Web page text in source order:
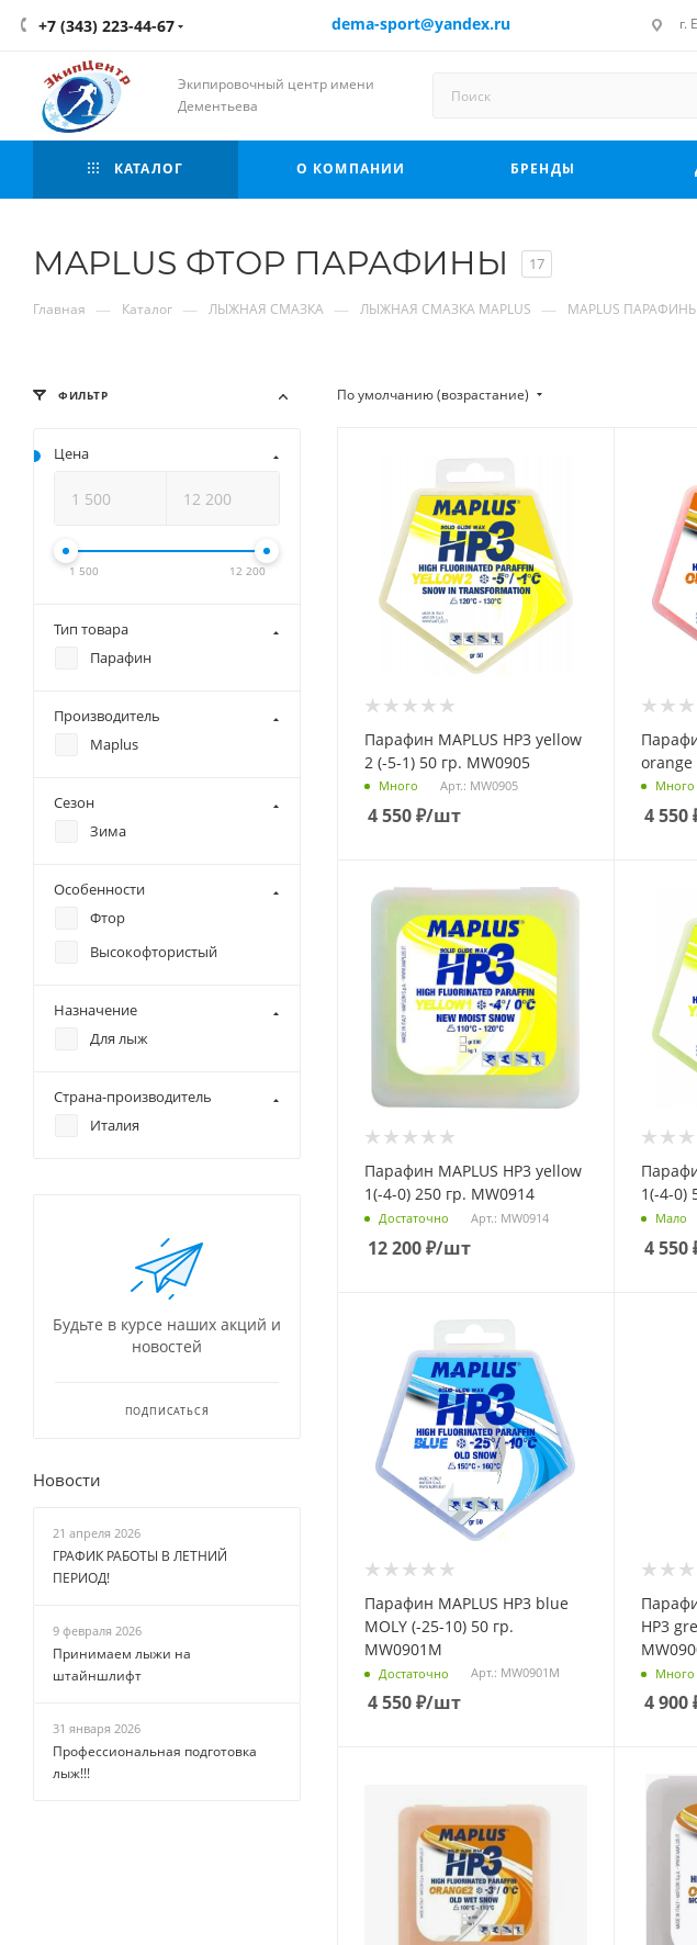
+7 (343) 223-44-67 dema-sport@yandex.ru г.
Экипировочный центр имени
Дементьева
КАТАЛОГ О КОМПАНИИ БРЕНДЫ
MAPLUS ФТОР ПАРАФИНЫ 17
Главная — Каталог — ЛЫЖНАЯ СМАЗКА — ЛЫЖНАЯ СМАЗКА MAPLUS — MAPLUS ПАРАФИНЫ
По умолчанию (возрастание)
Парафин MAPLUS НP3 yellow
2 (-5-1) 50 гр. MW0905
Много Арт.: MW0905
4 550₽/шт
orange
Много
4 550
Парафин MAPLUS НP3 yellow
1(-4-0) 250 гр. MW0914
Достаточно Арт.: MW0914
12 200₽/шт
1(-4-0)
Мало
4 550
Парафин MAPLUS НP3 blue
MOLY (-25-10) 50 гр.
MW0901M
Достаточно Арт.: MW0901M
4 550₽/шт
HP3
Много
4 900
ФИЛЬТР
Цена
1 500 12 200
Тип товара
Парафин
Производитель
Maplus
Сезон
Зима
Особенности
Фтор
Высокофтористый
Назначение
Для лыж
Страна-производитель
Италия
Будьте в курсе наших акций и
новостей
ПОДПИСАТЬСЯ
Новости
21 апреля 2026
ГРАФИК РАБОТЫ В ЛЕТНИЙ
ПЕРИОД!
9 февраля 2026
Принимаем лыжи на
штайншлифт
31 января 2026
Профессиональная подготовка
лыж!!!